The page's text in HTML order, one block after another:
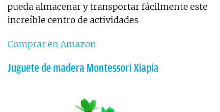
pueda almacenar y transportar fácilmente este
increíble centro de actividades
Comprar en Amazon
Juguete de madera Montessori Xiapia